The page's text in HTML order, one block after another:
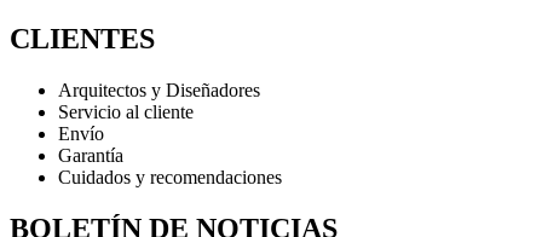
CLIENTES
Arquitectos y Diseñadores
Servicio al cliente
Envío
Garantía
Cuidados y recomendaciones
BOLETÍN DE NOTICIAS